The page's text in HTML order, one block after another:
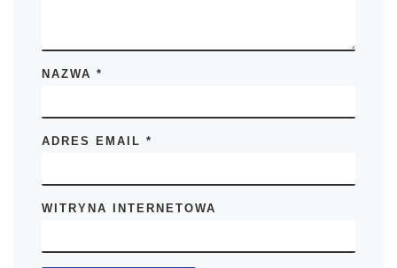
NAZWA*
ADRES EMAIL*
WITRYNA INTERNETOWA